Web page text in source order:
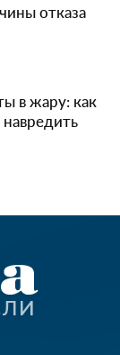
отказа
в жару: как